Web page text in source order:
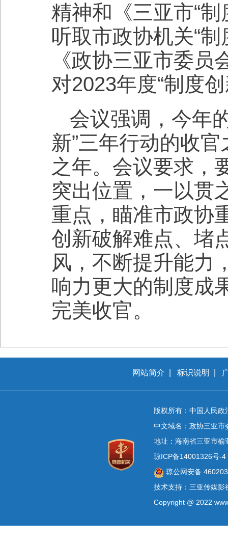
精神和《三亚市“
听取市政协机关“
《政协三亚市委员
对2023年度“制度
会议强调，今年
新”三年行动的收
之年。会议要求，
突出位置，一以贯
重点，瞄准市政协
创新破解难点、堵
风，不断提升能力
响力更大的制度成
完美收官。
网站简介 标识说明
版权所有：中国人民
中文域名：政协三亚市
地址：海南省三亚市榆
琼ICP备14001326号-4
琼公网安备
技术支持：三亚传媒影
Copyright @ 2022